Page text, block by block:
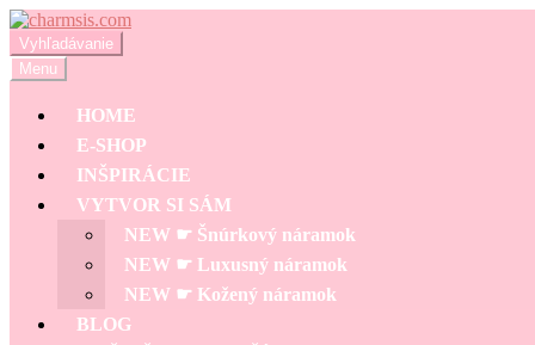
Preskočiť
na
navigáciu
Preskočiť
na
obsah
Hľadať:
Vyhľadávanie
Menu
HOME
E-SHOP
INŠPIRÁCIE
VYTVOR SI SÁM
NEW ☛ Šnúrkový náramok
NEW ☛ Luxusný náramok
NEW ☛ Kožený náramok
BLOG